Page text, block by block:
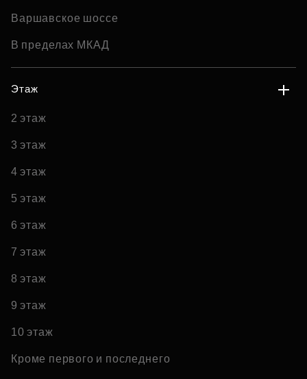
Варшавское шоссе
В пределах МКАД
Этаж
2 этаж
3 этаж
4 этаж
5 этаж
6 этаж
7 этаж
8 этаж
9 этаж
10 этаж
Кроме первого и последнего